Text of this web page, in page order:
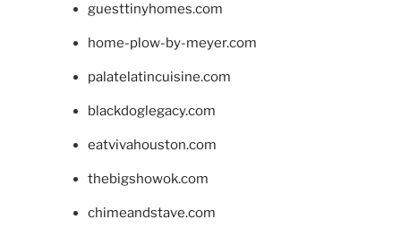
guesttinyhomes.com
home-plow-by-meyer.com
palatelatincuisine.com
blackdoglegacy.com
eatvivahouston.com
thebigshowok.com
chimeandstave.com